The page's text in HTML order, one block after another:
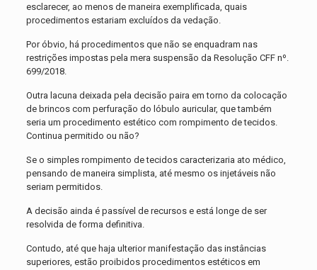
esclarecer, ao menos de maneira exemplificada, quais
procedimentos estariam excluídos da vedação.
Por óbvio, há procedimentos que não se enquadram nas
restrições impostas pela mera suspensão da Resolução CFF nº.
699/2018.
Outra lacuna deixada pela decisão paira em torno da colocação
de brincos com perfuração do lóbulo auricular, que também
seria um procedimento estético com rompimento de tecidos.
Continua permitido ou não?
Se o simples rompimento de tecidos caracterizaria ato médico,
pensando de maneira simplista, até mesmo os injetáveis não
seriam permitidos.
A decisão ainda é passível de recursos e está longe de ser
resolvida de forma definitiva.
Contudo, até que haja ulterior manifestação das instâncias
superiores, estão proibidos procedimentos estéticos em